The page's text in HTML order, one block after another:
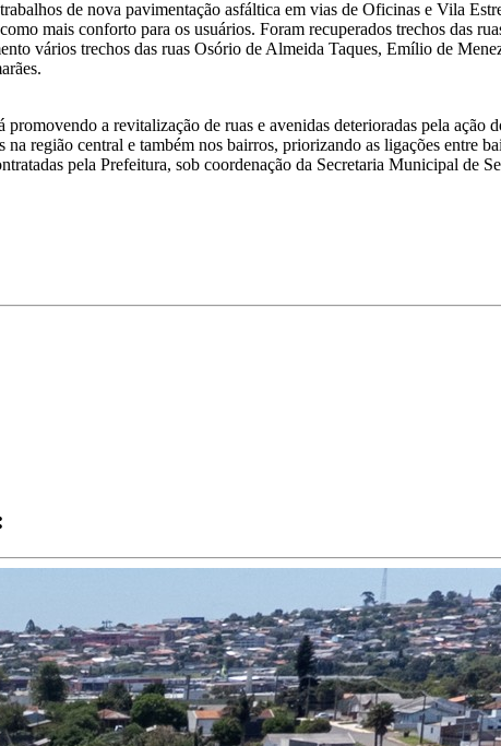
de nova pavimentação asfáltica em vias de Oficinas e Vila
mais conforto para os usuários. Foram recuperados trechos das
vários trechos das ruas Osório de Almeida Taques, Emílio de
a revitalização de ruas e avenidas deterioradas pela
região central e também nos bairros, priorizando as ligações entre
pela Prefeitura, sob coordenação da Secretaria Municipal de